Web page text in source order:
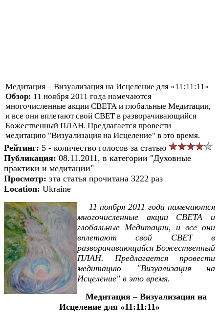
Медитация – Визуализация на Исцеление для «11:11:11»
Обзор: 11 ноября 2011 года намечаются
многочисленные акции СВЕТА и глобальные Медитации,
и все они вплетают свой СВЕТ в разворачивающийся
Божественный ПЛАН. Предлагается провести
медитацию "Визуализация на Исцеление" в это время.
Рейтинг: 5 - количество голосов за статью
Публикация: 08.11.2011, в категории "Духовные
практики и медитации"
Просмотр: эта статья прочитана 3222 раз
Location: Ukraine
11 ноября 2011 года намечаются
многочисленные акции СВЕТА и
глобальные Медитации, и все они
вплетают свой СВЕТ в
разворачивающийся Божественный
ПЛАН. Предлагается провести
медитацию "Визуализация на
Исцеление" в это время.
Медитация – Визуализация на
Исцеление для «11:11:11»